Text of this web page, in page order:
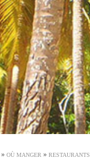
» OÙ MANGER » RESTAURANTS